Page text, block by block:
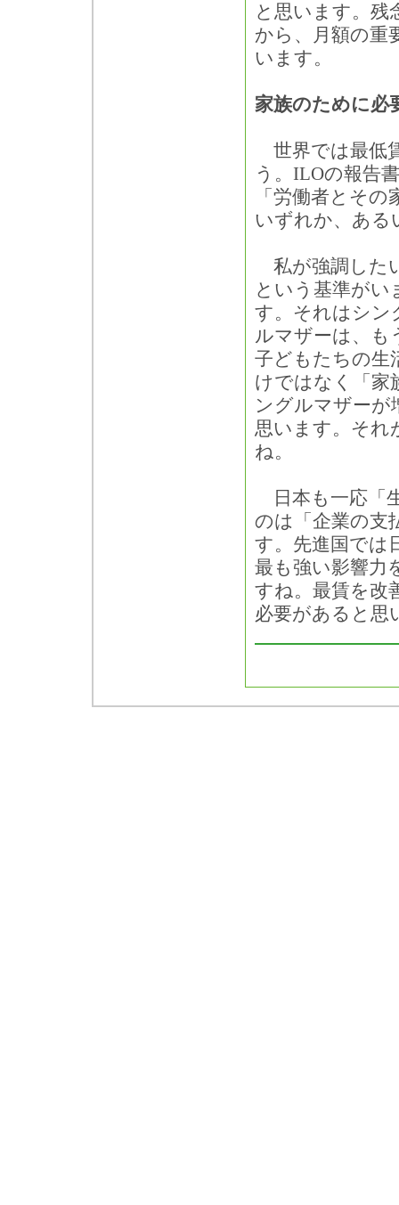
と思います。残
から、月額の重
います。
家族のために必
世界では最低
う。ILOの報告
「労働者とそ
いずれか、ある
私が強調した
という基準が
す。それはシン
ルマザーは、も
子どもたちの生
けではなく「家
ングルマザーが
思います。それ
ね。
日本も一応「
のは「企業の支
す。先進国では
最も強い影響力
すね。最賃を改
必要があると思